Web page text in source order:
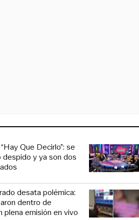
Que Decirlo”: se
y ya son dos
desata polémica:
dentro de
plena emisión en vivo